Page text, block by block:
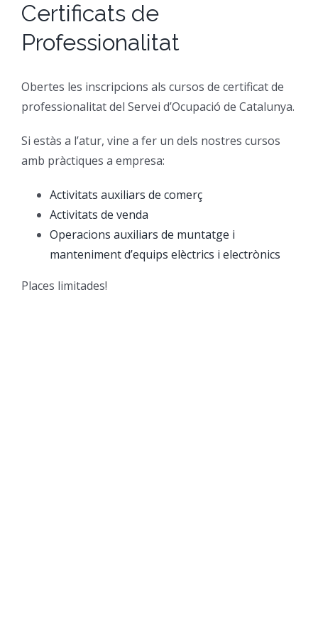
CFGS Màrqueting i
CFGS Assistència a la
CFGS Gestió de vendes i
Borsa de Treball
Certificació d’idiomes
Estada a l’empresa
Qui Som
Instal·lacions
Contacte
Certificats de
Professionalitat
Obertes les inscripcions als cursos de certificat de
professionalitat del Servei d’Ocupació de Catalunya.
Si estàs a l’atur, vine a fer un dels nostres cursos
amb pràctiques a empresa:
Activitats auxiliars de comerç
Activitats de venda
Operacions auxiliars de muntatge i
manteniment d’equips elèctrics i electrònics
Places limitades!